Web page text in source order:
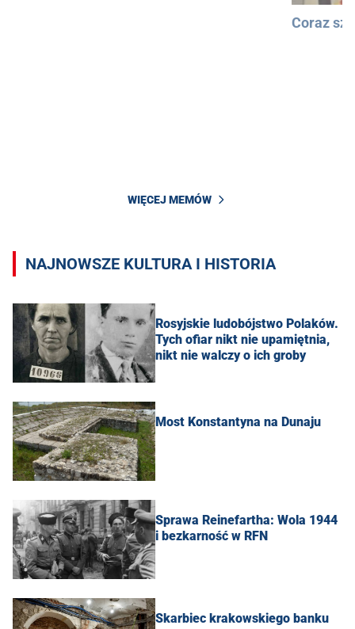
Coraz
WIĘCEJ MEMÓW
NAJNOWSZE KULTURA I HISTORIA
Rosyjskie ludobójstwo Polaków.
Tych ofiar nikt nie upamiętnia,
nikt nie walczy o ich groby
Most Konstantyna na Dunaju
Sprawa Reinefartha: Wola 1944
i bezkarność w RFN
Skarbiec krakowskiego banku